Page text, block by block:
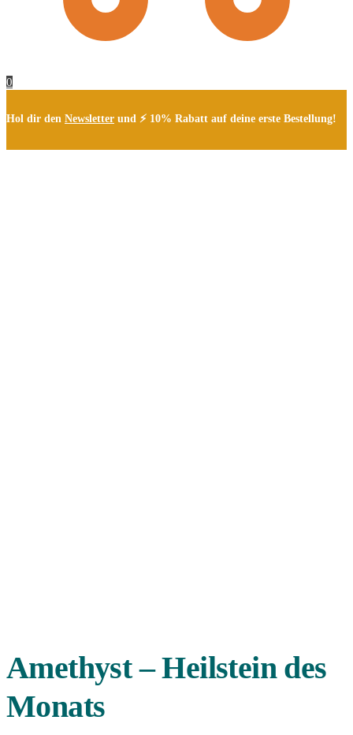
0
Hol dir den Newsletter und ⚡ 10% Rabatt auf deine erste Bestellung!
Amethyst – Heilstein des
Monats